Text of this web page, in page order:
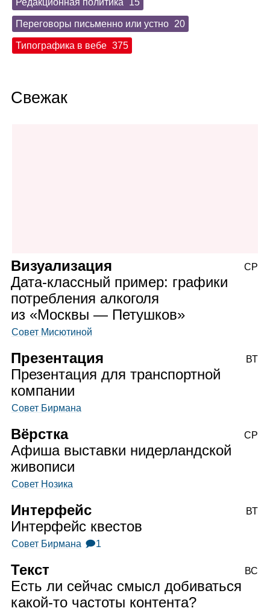
Редакционная политика 15
Переговоры письменно или устно 20
Типографика в вебе 375
Свежак
Визуализация
Дата‑классный пример: графики
потребления алкоголя
из «Москвы — Петушков»
Совет Мисютиной
СР
Презентация
Презентация для транспортной
компании
Совет Бирмана
ВТ
Вёрстка
Афиша выставки нидерландской
живописи
Совет Нозика
СР
Интерфейс
Интерфейс квестов
Совет Бирмана 🗩1
ВТ
Текст
Есть ли сейчас смысл добиваться
какой‑то частоты контента?
ВС